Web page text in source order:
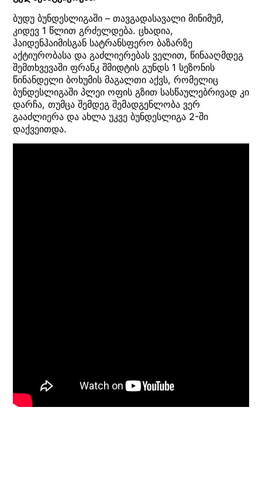
ბუდუ ბუნდესლიგაში – თავგადასავალი მინიმუმ,
კიდევ 1 წლით გრძელდება. ცხადია,
ჰაიდენჰაიმისგან სატრანსფერო ბაზარზე
აქტიურობასა და გაძლიერებას ველით, წინააღმდეგ
შემთხვევაში ფრანკ შმიდტის გუნდს 1 სეზონის
წინანდელი ბოხუმის მაგალთი აქვს, რომელიც
ბუნდესლიგაში პლეი ოფის გზით სასწაულებრივად კი
დარჩა, თუმცა შემდეგ შემადგენლობა ვერ
გააძლიერა და ახლა უკვე ბუნდესლიგა 2-ში
დაქვეითდა.